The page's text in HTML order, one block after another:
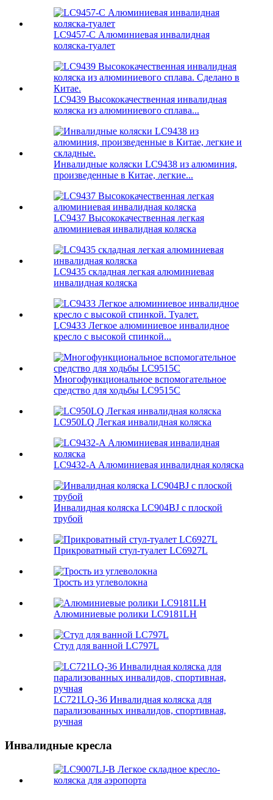
LC9457-C Алюминиевая инвалидная
коляска-туалет
LC9439 Высококачественная инвалидная
коляска из алюминиевого сплава...
Инвалидные коляски LC9438 из алюминия,
произведенные в Китае, легкие...
LC9437 Высококачественная легкая
алюминиевая инвалидная коляска
LC9435 складная легкая алюминиевая
инвалидная коляска
LC9433 Легкое алюминиевое инвалидное
кресло с высокой спинкой...
Многофункциональное вспомогательное
средство для ходьбы LC9515C
LC950LQ Легкая инвалидная коляска
LC9432-A Алюминиевая инвалидная коляска
Инвалидная коляска LC904BJ с плоской
трубой
Прикроватный стул-туалет LC6927L
Трость из углеволокна
Алюминиевые ролики LC9181LH
Стул для ванной LC797L
LC721LQ-36 Инвалидная коляска для
парализованных инвалидов, спортивная,
ручная
Инвалидные кресла